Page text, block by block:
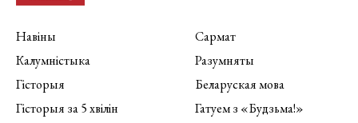
Навіны
Калумністыка
Гісторыя
Гісторыя за 5 хвілін
Сармат
Разумняты
Беларуская мова
Гатуем з «Будзьма!»